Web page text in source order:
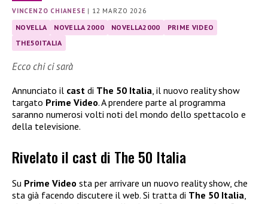
VINCENZO CHIANESE | 12 MARZO 2026
NOVELLA NOVELLA 2000 NOVELLA2000
PRIME VIDEO
THE50ITALIA
Ecco chi ci sarà
Annunciato il cast di The 50 Italia, il nuovo reality show
targato Prime Video. A prendere parte al programma
saranno numerosi volti noti del mondo dello spettacolo e
della televisione.
Rivelato il cast di The 50 Italia
Su Prime Video sta per arrivare un nuovo reality show, che
sta già facendo discutere il web. Si tratta di The 50 Italia